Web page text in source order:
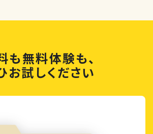
も無料体験も、
お試しください